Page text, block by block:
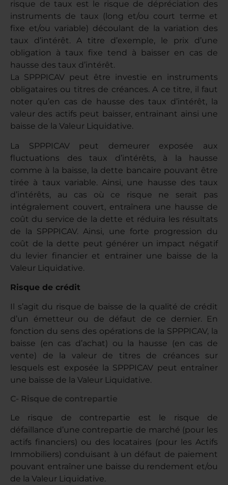
risque de taux est le risque de dépréciation des
instruments de taux (long et/ou court terme et
fixe et/ou variable) découlant de la variation des
taux d’intérêt. A titre d’exemple, le prix d’une
obligation à taux fixe tend à baisser en cas de
hausse des taux d’intérêt.
La SPPPICAV peut être investie en instruments
obligataires ou titres de créances. A ce titre, il faut
noter qu’en cas de hausse des taux d’intérêt, la
valeur des actifs peut baisser, entrainant ainsi une
baisse de la Valeur Liquidative.
La SPPPICAV peut demeurer exposée aux
fluctuations des taux d’intérêts, à la hausse
comme à la baisse, la dette bancaire pouvant être
tirée à taux variable. Ainsi, une hausse des taux
d’intérêts, au cas où ce risque ne serait pas
intégralement couvert, entraînera une hausse de
coût du service de la dette et réduira les résultats
de la SPPPICAV. Ainsi, une forte progression du
coût de la dette peut générer un impact négatif
du levier financier et entrainer une baisse de la
Valeur Liquidative.
Risque de crédit
Il s’agit du risque de baisse de la qualité de crédit
d’un émetteur ou de défaut de ce dernier. En
fonction du sens des opérations de la SPPPICAV, la
baisse (en cas d’achat) ou la hausse (en cas de
vente) de la valeur de titres de créances sur
lesquels est exposée la SPPPICAV peut entraîner
une baisse de la Valeur Liquidative.
C- Risque de contrepartie
Le risque de contrepartie est le risque de
défaillance d’une contrepartie de marché (pour les
actifs financiers) ou des locataires (pour les Actifs
Immobiliers) conduisant à un défaut de paiement
pouvant entraîner une baisse du rendement et/ou
de la Valeur Liquidative.